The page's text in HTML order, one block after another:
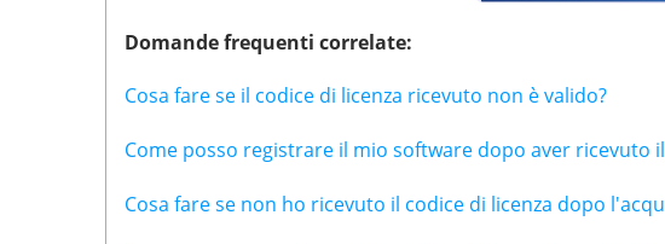
Domande frequenti correlate:
Cosa fare se il codice di licenza ricevuto non è valido?
Come posso registrare il mio software dopo aver ricevuto
Cosa fare se non ho ricevuto il codice di licenza dopo